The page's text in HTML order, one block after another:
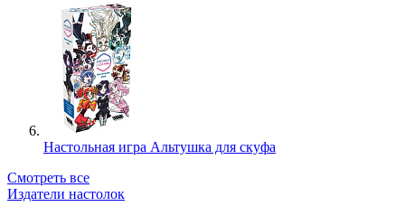
Настольная игра Альтушка для скуфа
Смотреть все
Издатели настолок